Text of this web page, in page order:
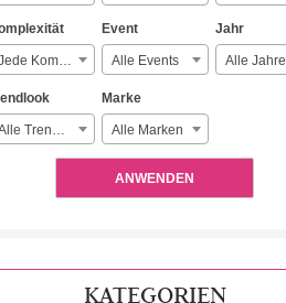
Jede Komplexität
Event
Alle Events
Jahr
Alle Jahre
Alle Trendlooks
Marke
Alle Marken
ANWENDEN
KATEGORIEN